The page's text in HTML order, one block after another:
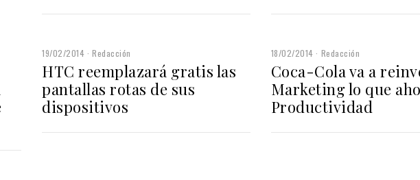
19/02/2014 Redacción
HTC reemplazará gratis las
pantallas rotas de sus
dispositivos
18/02/2014 Redacción
Coca-Cola va a
Marketing lo que
Productividad